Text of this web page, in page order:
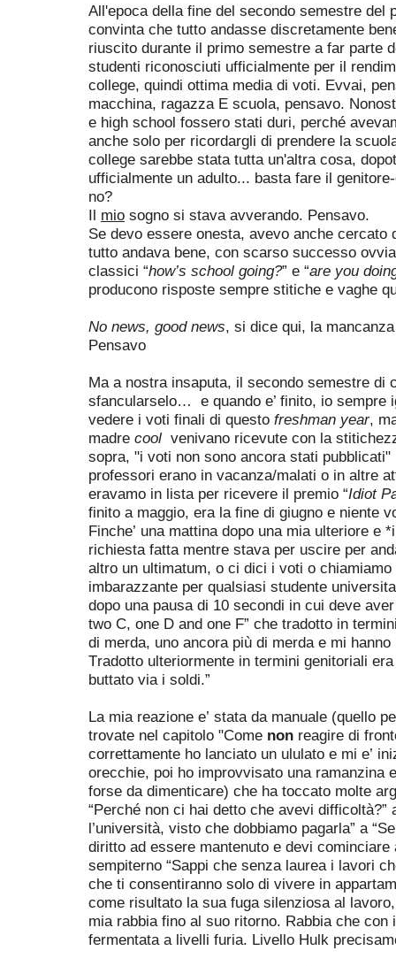
All'epoca della fine del secondo semestre del
convinta che tutto andasse discretamente
riuscito durante il primo semestre a far parte
studenti riconosciuti ufficialmente per il
college, quindi ottima media di voti. Evvai,
macchina, ragazza E scuola, pensavo.
e high school fossero stati duri, perché
anche solo per ricordargli di prendere la
college sarebbe stata tutta un'altra cosa,
ufficialmente un adulto... basta fare il
no?
Il mio sogno si stava avverando. Pensavo.
Se devo essere onesta, avevo anche cercato
tutto andava bene, con scarso successo
classici “how’s school going?” e “are you
producono risposte sempre stitiche e vaghe
No news, good news, si dice qui, la
Pensavo
Ma a nostra insaputa, il secondo semestre di
sfancularselo… e quando e’ finito, io sempre
vedere i voti finali di questo freshman year,
madre cool venivano ricevute con la
sopra, "i voti non sono ancora stati pubblicati"
professori erano in vacanza/malati o in altre
eravamo in lista per ricevere il premio “Idiot
finito a maggio, era la fine di giugno e niente
Finche’ una mattina dopo una mia ulteriore e
richiesta fatta mentre stava per uscire per
altro un ultimatum, o ci dici i voti o
imbarazzante per qualsiasi studente
dopo una pausa di 10 secondi in cui deve
two C, one D and one F” che tradotto in
di merda, uno ancora più di merda e mi
Tradotto ulteriormente in termini genitoriali
buttato via i soldi.”
La mia reazione e’ stata da manuale (quello
trovate nel capitolo "Come non reagire di
correttamente ho lanciato un ululato e mi e’
orecchie, poi ho improvvisato una ramanzina
forse da dimenticare) che ha toccato molte
“Perché non ci hai detto che avevi difficoltà?”
l’università, visto che dobbiamo pagarla” a
diritto ad essere mantenuto e devi cominciare
sempiterno “Sappi che senza laurea i lavori
che ti consentiranno solo di vivere in
come risultato la sua fuga silenziosa al
mia rabbia fino al suo ritorno. Rabbia che con
fermentata a livelli furia. Livello Hulk